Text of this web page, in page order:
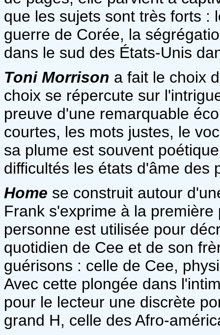
que les sujets sont très forts :
guerre de Corée, la
dans le sud des États-Unis
Toni Morrison a fait le choix
choix se répercute sur
preuve d'une remarquable
courtes, les mots justes, le
sa plume est souvent
difficultés les états d'âme des
Home se construit autour
Frank s'exprime à la
personne est utilisée pour
quotidien de Cee et de son
guérisons : celle de Cee,
Avec cette plongée dans
pour le lecteur une discrète
grand H, celle des Afro-